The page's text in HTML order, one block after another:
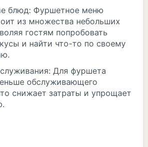
блюд: Фуршетное меню
из множества небольших
гостям попробовать
и найти что-то по своему
Для фуршета
обслуживающего
снижает затраты и упрощает